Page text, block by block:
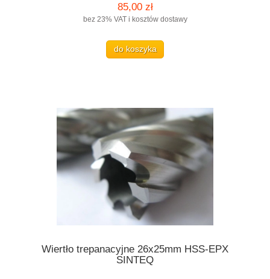
85,00 zł
bez 23% VAT i kosztów dostawy
do koszyka
Wiertło trepanacyjne 26x25mm HSS-EPX
SINTEQ